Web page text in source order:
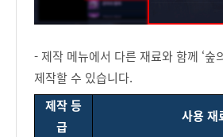
- 제작 메뉴에서 다른 재료와 함께 ‘숲
제작할 수 있습니다.
제작 등
급
사용 재